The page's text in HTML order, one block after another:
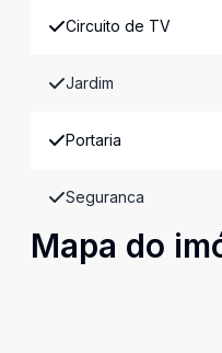
Circuito de TV
Jardim
Portaria
Seguranca
Mapa do